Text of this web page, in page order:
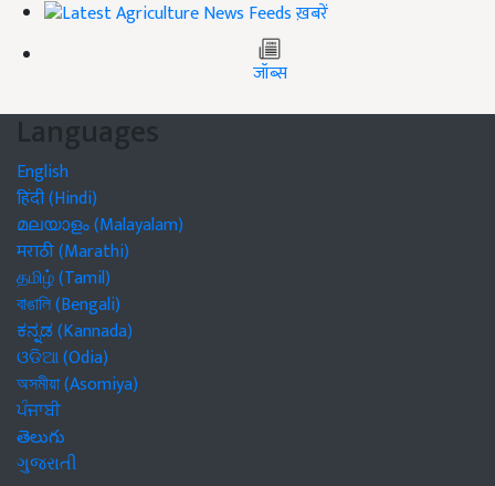
ख़बरें
जॉब्स
Languages
English
हिंदी (Hindi)
മലയാളം (Malayalam)
मराठी (Marathi)
தமிழ் (Tamil)
বাঙালি (Bengali)
ಕನ್ನಡ (Kannada)
ଓଡିଆ (Odia)
অসমীয়া (Asomiya)
ਪੰਜਾਬੀ
తెలుగు
ગુજરાતી